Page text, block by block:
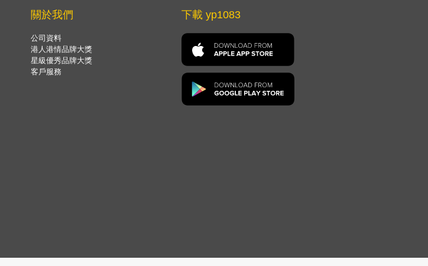
關於我們
公司資料
港人港情品牌大獎
星級優秀品牌大獎
客戶服務
下載 yp1083